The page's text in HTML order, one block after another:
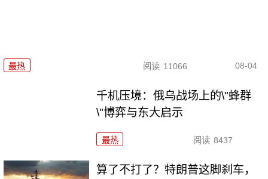
最热 阅读 11066 08-04
千机压境：俄乌战场上的\"蜂群
\"博弈与东大启示
最热 阅读 8437
算了不打了？特朗普这脚刹车，